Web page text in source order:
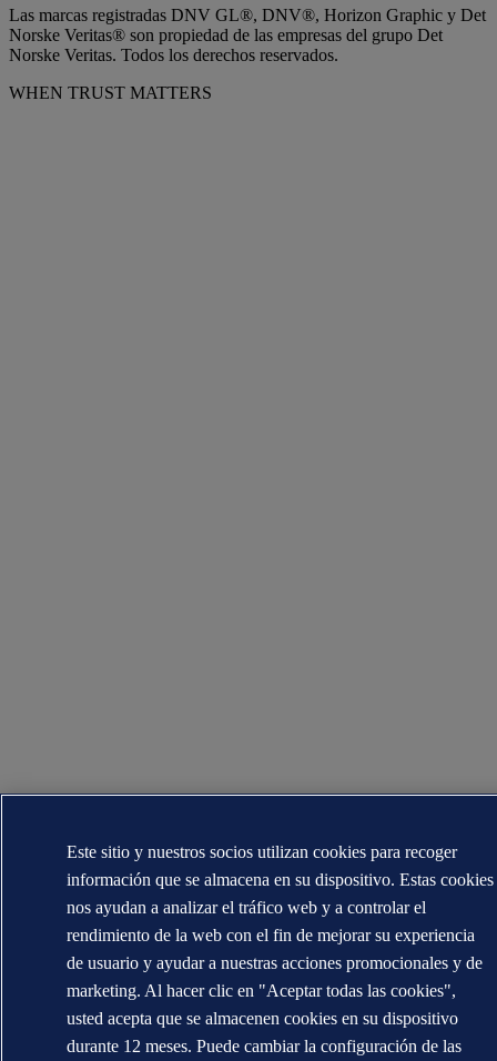
Las marcas registradas DNV GL®, DNV®, Horizon Graphic y Det
Norske Veritas® son propiedad de las empresas del grupo Det
Norske Veritas. Todos los derechos reservados.
WHEN TRUST MATTERS
Este sitio y nuestros socios utilizan cookies para recoger
información que se almacena en su dispositivo. Estas cookies
nos ayudan a analizar el tráfico web y a controlar el
rendimiento de la web con el fin de mejorar su experiencia
de usuario y ayudar a nuestras acciones promocionales y de
marketing. Al hacer clic en "Aceptar todas las cookies",
usted acepta que se almacenen cookies en su dispositivo
durante 12 meses. Puede cambiar la configuración de las